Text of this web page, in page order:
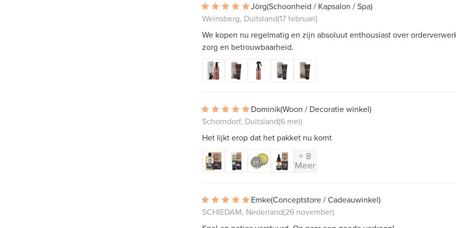
Jörg(Schoonheid / Kapsalon / Spa)
Weinsberg, Duitsland(17 februari)
We kopen nu regelmatig en zijn absoluut enthousiast over
zorg en betrouwbaarheid.
Dominik(Woon / Decoratie winkel)
Schorndorf, Duitsland(6 mei)
Het lijkt erop dat het pakket nu komt
+ 8
Meer
Emke(Conceptstore / Cadeauwinkel)
SCHIEDAM, Nederland(26 november)